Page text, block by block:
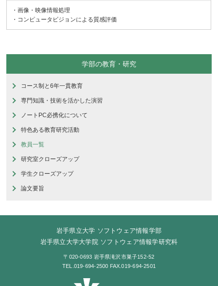
・画像・映像情報処理
・コンピュータビジョンによる質感評価
学部の教育・研究
コース制と6年一貫教育
専門知識・技術を活かした演習
ノートPC必携化について
特色ある教育研究活動
教員一覧
研究室クローズアップ
学生クローズアップ
論文要旨
岩手県立大学 ソフトウェア情報学部
岩手県立大学大学院 ソフトウェア情報学研究科
〒020-0693 岩手県滝沢市巣子152-52
TEL.019-694-2500 FAX.019-694-2501